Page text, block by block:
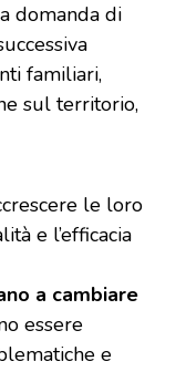
domanda di
familiari,
sul territorio,
le loro
e l’efficacia
a cambiare
essere
e